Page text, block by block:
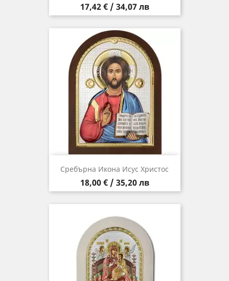
Цена
17,42 € / 34,07 лв
Сребърна Икона Исус Христос
Цена
18,00 € / 35,20 лв